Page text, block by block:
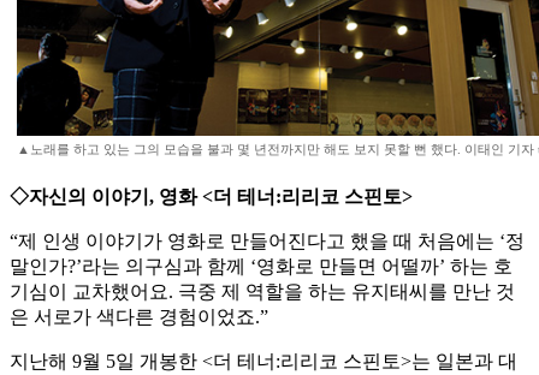
▲노래를 하고 있는 그의 모습을 불과 몇 년전까지만 해도 보지 못할 뻔 했다. 이태인 기자
◇자신의 이야기, 영화 <더 테너:리리코 스핀토>
“제 인생 이야기가 영화로 만들어진다고 했을 때 처음에는 ‘정
말인가?’라는 의구심과 함께 ‘영화로 만들면 어떨까’ 하는 호
기심이 교차했어요. 극중 제 역할을 하는 유지태씨를 만난 것
은 서로가 색다른 경험이었죠.”
지난해 9월 5일 개봉한 <더 테너:리리코 스핀토>는 일본과 대